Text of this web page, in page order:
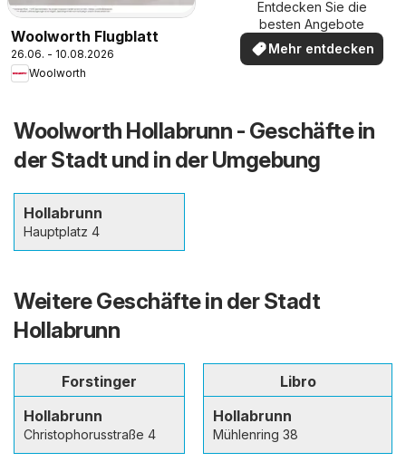
Woolworth Flugblatt
26.06. - 10.08.2026
Woolworth
Entdecken Sie die
besten Angebote
Mehr entdecken
Woolworth Hollabrunn - Geschäfte in
der Stadt und in der Umgebung
Hollabrunn
Hauptplatz 4
Weitere Geschäfte in der Stadt
Hollabrunn
Forstinger
Hollabrunn
Christophorusstraße 4
Libro
Hollabrunn
Mühlenring 38